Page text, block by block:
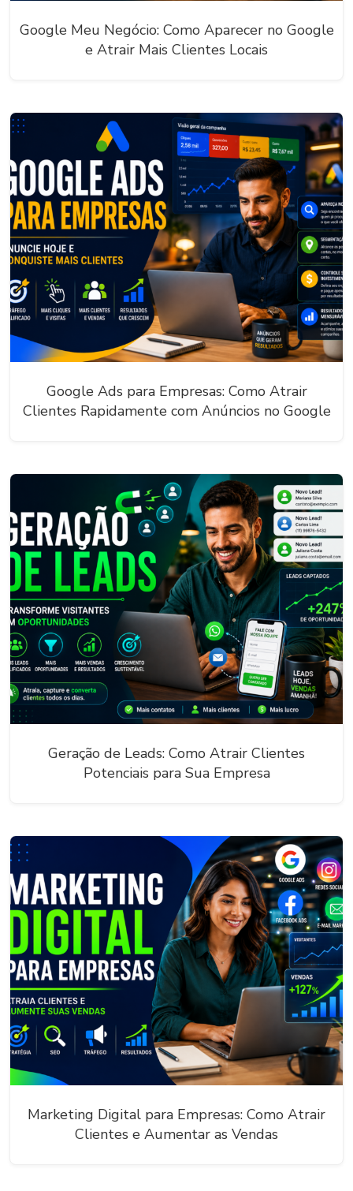
Google Meu Negócio: Como Aparecer no Google
e Atrair Mais Clientes Locais
Google Ads para Empresas: Como Atrair
Clientes Rapidamente com Anúncios no Google
Geração de Leads: Como Atrair Clientes
Potenciais para Sua Empresa
Marketing Digital para Empresas: Como Atrair
Clientes e Aumentar as Vendas